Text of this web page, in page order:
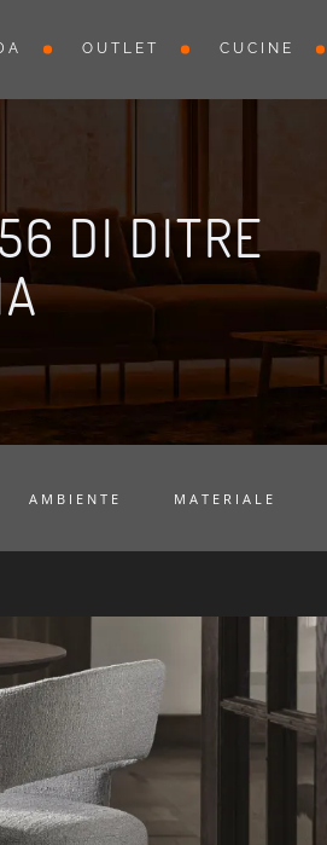
OUTLET CUCINE
DI DITRE
AMBIENTE MATERIALE